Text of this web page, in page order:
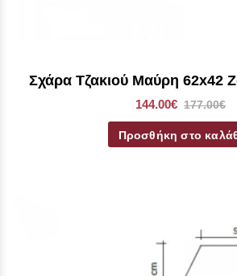
Σχάρα Τζακιού Μαύρη 62x42
144.00€ 177.00€
Προσθήκη στο